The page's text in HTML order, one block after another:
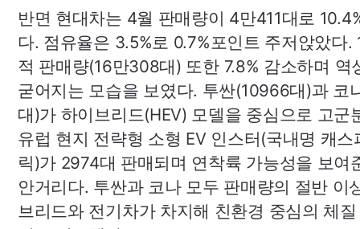
반면 현대차는 4월 판매량이 4만411대로
다. 점유율은 3.5%로 0.7%포인트 주저앉았다.
적 판매량(16만308대) 또한 7.8% 감소하며 역
굳어지는 모습을 보였다. 투싼(10966대)과 코
대)가 하이브리드(HEV) 모델을 중심으로 고군
유럽 현지 전략형 소형 EV인스터(국내명 캐스
릭)가 2974대 판매되며 연착륙 가능성을 보여
안거리다. 투싼과 코나 모두 판매량의 절반 이
브리드와 전기차가 차지해 친환경 중심의 체